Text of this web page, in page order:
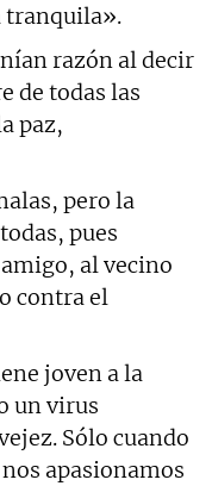
tranquila».
razón al decir
de todas las
paz,
pero la
pues
al vecino
contra el
joven a la
un virus
Sólo cuando
apasionamos